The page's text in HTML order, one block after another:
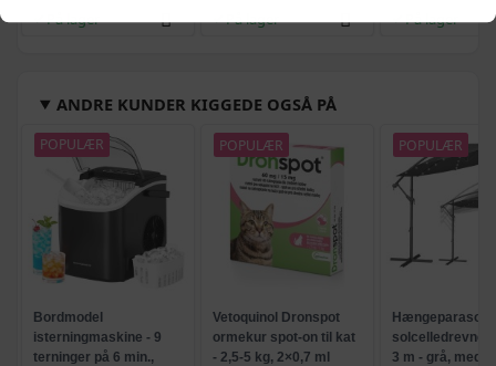
På lager På lager På lager
ANDRE KUNDER KIGGEDE OGSÅ PÅ
POPULÆR
Bordmodel
isterningmaskine - 9
terninger på 6 min.,
POPULÆR
Vetoquinol Dronspot
ormekur spot-on til kat
- 2,5-5 kg, 2×0,7 ml
POPULÆR
Hængeparasols
solcelledrevne
3 m - grå, med